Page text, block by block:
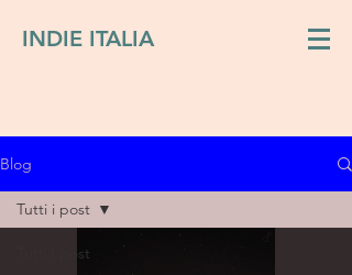
INDIE ITALIA
Blog
Tutti i post
Tutti i post